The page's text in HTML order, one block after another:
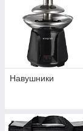
Навушники